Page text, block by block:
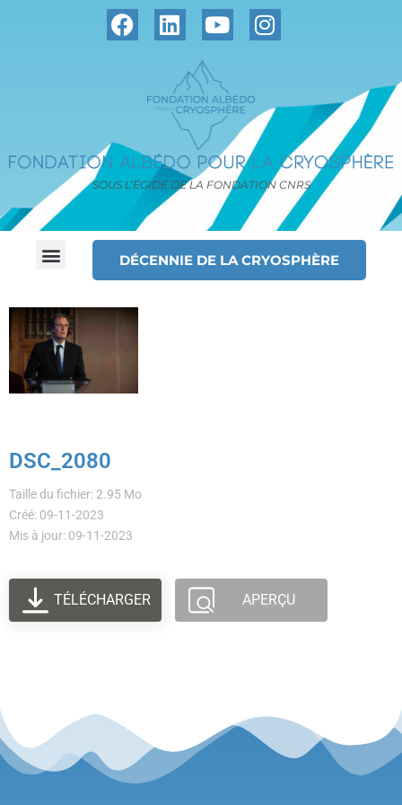
SOUS L’ÉGIDE DE LA FONDATION CNRS
DÉCENNIE DE LA CRYOSPHÈRE
DSC_2080
Taille du fichier: 2.95 Mo
Créé: 09-11-2023
Mis à jour: 09-11-2023
TÉLÉCHARGER APERÇU